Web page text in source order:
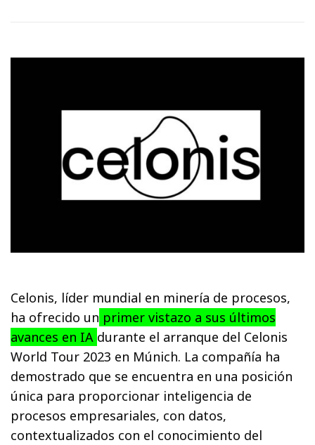
Celonis, líder mundial en minería de procesos,
ha ofrecido un primer vistazo a sus últimos
avances en IA durante el arranque del Celonis
World Tour 2023 en Múnich. La compañía ha
demostrado que se encuentra en una posición
única para proporcionar inteligencia de
procesos empresariales, con datos,
contextualizados con el conocimiento del